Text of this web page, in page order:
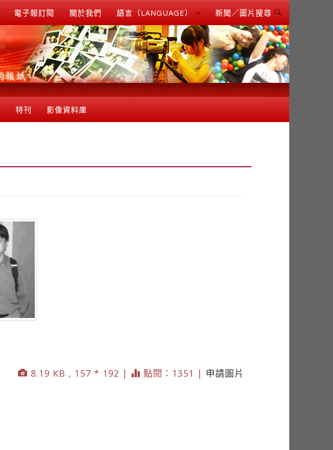
電子報訂閱 關於我們 語言（LANGUAGE） 新聞／圖片搜尋
特刊 影像資料庫
8.19 KB , 157 * 192 |
點閱：1351 | 申請圖片